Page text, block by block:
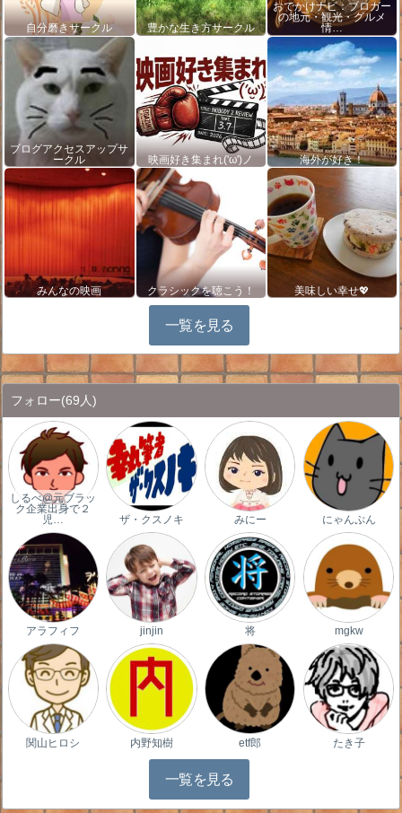
自分磨きサークル 豊かな生き方サークル
おでかけナビ：ブロガー
の地元・観光・グルメ
情…
ブログアクセスアップサ
ークル
映画好き集まれ('ω')ノ 海外が好き！
みんなの映画 クラシックを聴こう！ 美味しい幸せ💖
一覧を見る
フォロー(69人)
しるべ@元ブラッ
ク企業出身で２
児…
ザ・クスノキ みにー にゃんぷん
アラフィフ jinjin 将 mgkw
関山ヒロシ 内野知樹 etf郎 たき子
一覧を見る